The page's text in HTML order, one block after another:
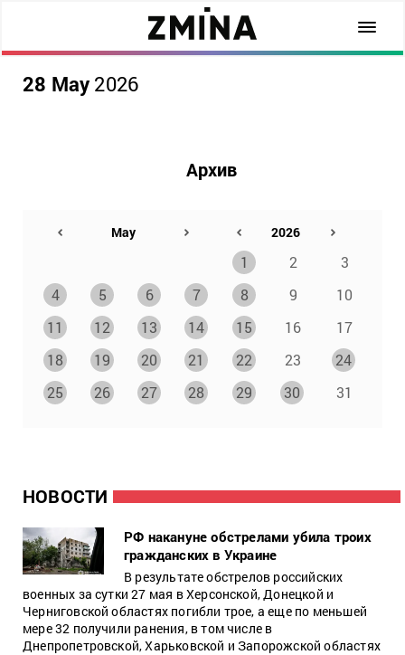
28 May 2026
НОВОСТИ
РФ накануне обстрелами убила троих
гражданских в Украине
В результате обстрелов российских
военных за сутки 27 мая в Херсонской, Донецкой и
Черниговской областях погибли трое, а еще по меньшей
мере 32 получили ранения, в том числе в
Днепропетровской, Харьковской и Запорожской областях
Архив
1 2
3
4
5 6 7 8 9
10
11
12 13 14 15 16
17
18
19 20 21 22 23
24
25
26 27 28 29 30 31